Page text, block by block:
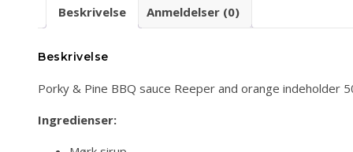
Beskrivelse Anmeldelser (0)
Beskrivelse
Porky & Pine BBQ sauce Reeper and orange indeholder
Ingredienser: